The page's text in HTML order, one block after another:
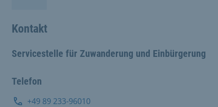
Kontakt
Servicestelle für Zuwanderung und Einbürgerung
Telefon
+49 89 233-96010